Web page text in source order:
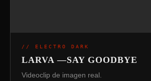
// ELECTRO DARK
LARVA —SAY GOODBYE
Videoclip de imagen real.